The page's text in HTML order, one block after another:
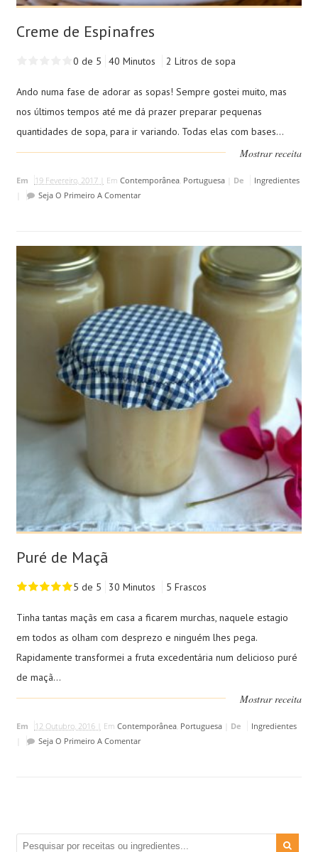
Creme de Espinafres
0 de 5 40 Minutos 2 Litros de sopa
Ando numa fase de adorar as sopas! Sempre gostei muito, mas
nos últimos tempos até me dá prazer preparar pequenas
quantidades de sopa, para ir variando. Todas elas com bases...
Mostrar receita
Em 19 Fevereiro, 2017 | Em Contemporânea, Portuguesa| De
Ingredientes
Seja O Primeiro A Comentar
Puré de Maçã
5 de 5 30 Minutos 5 Frascos
Tinha tantas maçãs em casa a ficarem murchas, naquele estagio
em todos as olham com desprezo e ninguém lhes pega.
Rapidamente transformei a fruta excedentária num delicioso puré
de maçã...
Mostrar receita
Em 12 Outubro, 2016 | Em Contemporânea, Portuguesa| De
Ingredientes
Seja O Primeiro A Comentar